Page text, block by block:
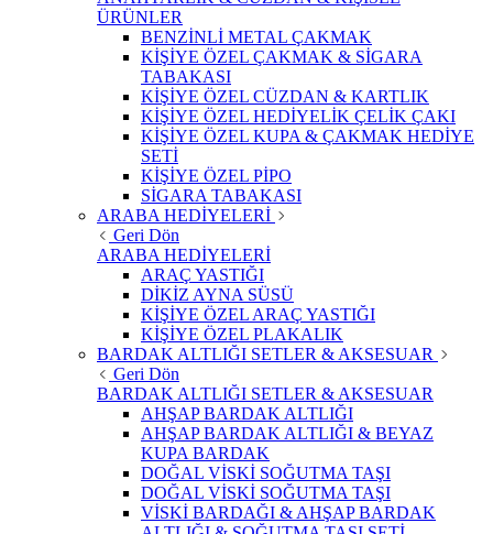
ÜRÜNLER
BENZİNLİ METAL ÇAKMAK
KİŞİYE ÖZEL ÇAKMAK & SİGARA
TABAKASI
KİŞİYE ÖZEL CÜZDAN & KARTLIK
KİŞİYE ÖZEL HEDİYELİK ÇELİK ÇAKI
KİŞİYE ÖZEL KUPA & ÇAKMAK HEDİYE
SETİ
KİŞİYE ÖZEL PİPO
SİGARA TABAKASI
ARABA HEDİYELERİ
Geri Dön
ARABA HEDİYELERİ
ARAÇ YASTIĞI
DİKİZ AYNA SÜSÜ
KİŞİYE ÖZEL ARAÇ YASTIĞI
KİŞİYE ÖZEL PLAKALIK
BARDAK ALTLIĞI SETLER & AKSESUAR
Geri Dön
BARDAK ALTLIĞI SETLER & AKSESUAR
AHŞAP BARDAK ALTLIĞI
AHŞAP BARDAK ALTLIĞI & BEYAZ
KUPA BARDAK
DOĞAL VİSKİ SOĞUTMA TAŞI
DOĞAL VİSKİ SOĞUTMA TAŞI
VİSKİ BARDAĞI & AHŞAP BARDAK